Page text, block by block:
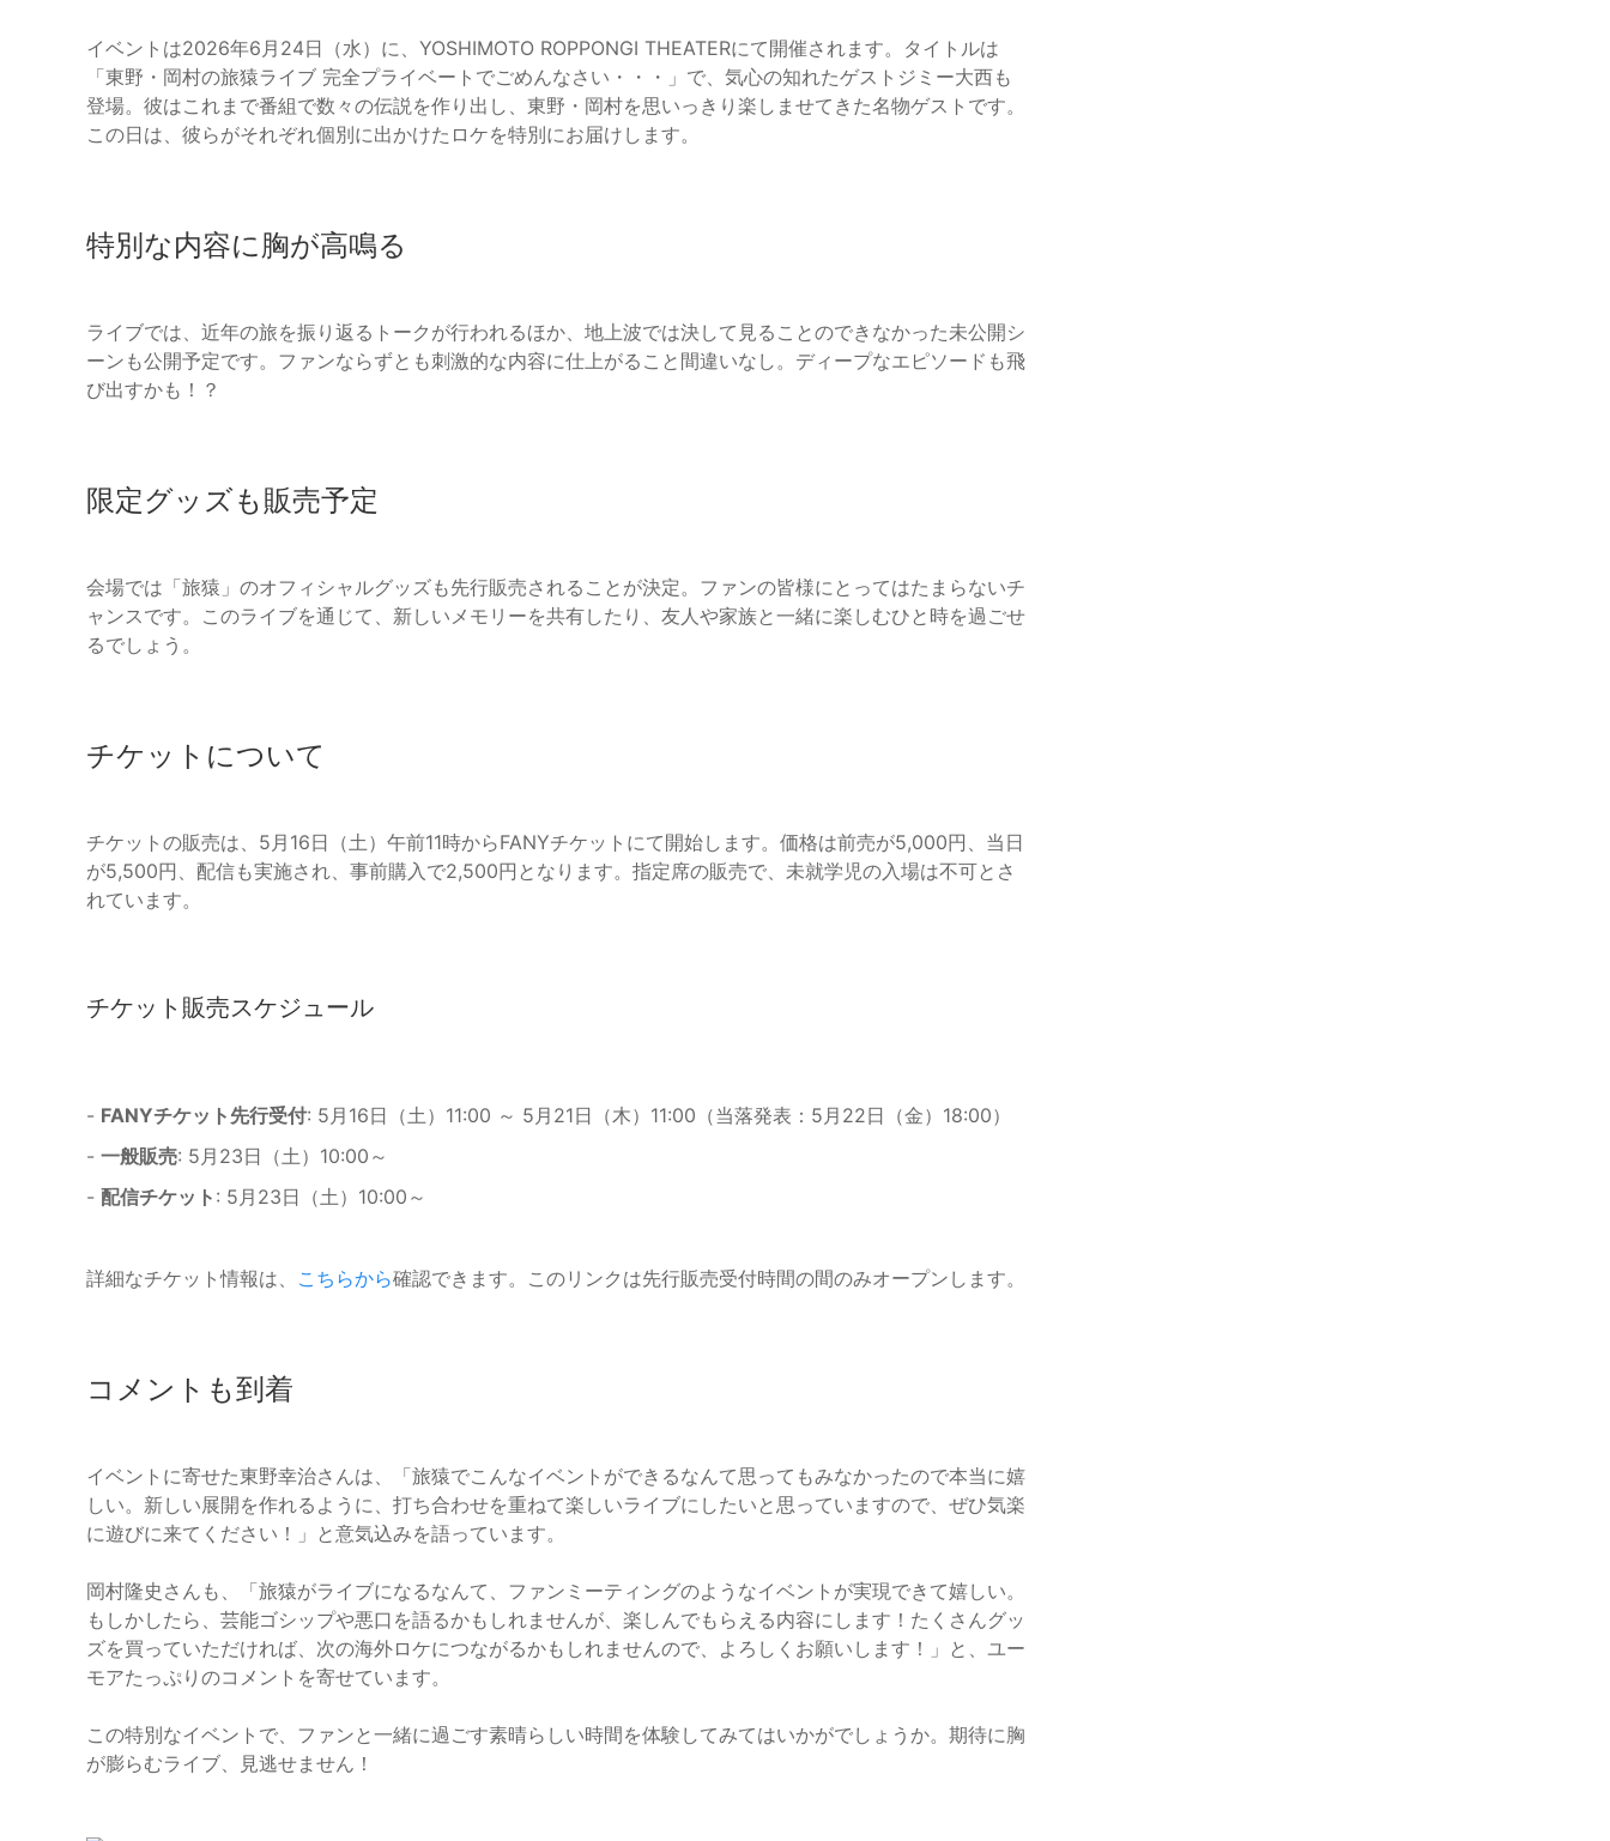
イベントは2026年6月24日（水）に、YOSHIMOTO ROPPONGI THEATERにて開催されます。タイトルは
「東野・岡村の旅猿ライブ 完全プライベートでごめんなさい・・・」で、気心の知れたゲストジミー大西も
登場。彼はこれまで番組で数々の伝説を作り出し、東野・岡村を思いっきり楽しませてきた名物ゲストです。
この日は、彼らがそれぞれ個別に出かけたロケを特別にお届けします。
特別な内容に胸が高鳴る
ライブでは、近年の旅を振り返るトークが行われるほか、地上波では決して見ることのできなかった未公開シ
ーンも公開予定です。ファンならずとも刺激的な内容に仕上がること間違いなし。ディープなエピソードも飛
び出すかも！？
限定グッズも販売予定
会場では「旅猿」のオフィシャルグッズも先行販売されることが決定。ファンの皆様にとってはたまらないチ
ャンスです。このライブを通じて、新しいメモリーを共有したり、友人や家族と一緒に楽しむひと時を過ごせ
るでしょう。
チケットについて
チケットの販売は、5月16日（土）午前11時からFANYチケットにて開始します。価格は前売が5,000円、当日
が5,500円、配信も実施され、事前購入で2,500円となります。指定席の販売で、未就学児の入場は不可とさ
れています。
チケット販売スケジュール
- FANYチケット先行受付: 5月16日（土）11:00 ～ 5月21日（木）11:00（当落発表：5月22日（金）18:00）
- 一般販売: 5月23日（土）10:00～
- 配信チケット : 5月23日（土）10:00～
詳細なチケット情報は、 こちらから確認できます。このリンクは先行販売受付時間の間のみオープンします。
コメントも到着
イベントに寄せた東野幸治さんは、「旅猿でこんなイベントができるなんて思ってもみなかったので本当に嬉
しい。新しい展開を作れるように、打ち合わせを重ねて楽しいライブにしたいと思っていますので、ぜひ気楽
に遊びに来てください！」と意気込みを語っています。
岡村隆史さんも、「旅猿がライブになるなんて、ファンミーティングのようなイベントが実現できて嬉しい。
もしかしたら、芸能ゴシップや悪口を語るかもしれませんが、楽しんでもらえる内容にします！たくさんグッ
ズを買っていただければ、次の海外ロケにつながるかもしれませんので、よろしくお願いします！」と、ユー
モアたっぷりのコメントを寄せています。
この特別なイベントで、ファンと一緒に過ごす素晴らしい時間を体験してみてはいかがでしょうか。期待に胸
が膨らむライブ、見逃せません！